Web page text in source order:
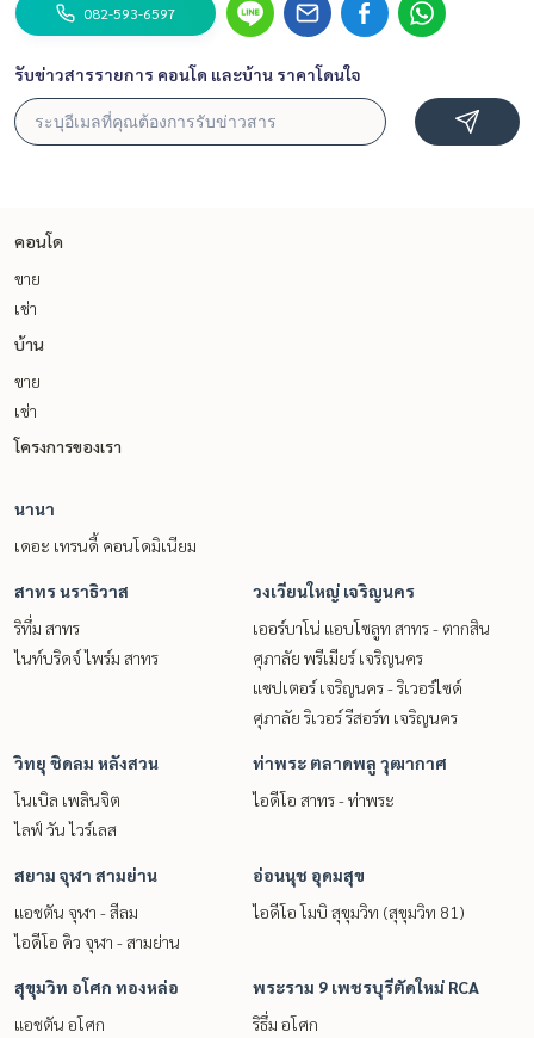
082-593-6597
รับข่าวสารรายการ คอนโด และบ้าน ราคาโดนใจ
คอนโด
ขาย
เช่า
บ้าน
ขาย
เช่า
โครงการของเรา
นานา
เดอะ เทรนดี้ คอนโดมิเนียม
สาทร นราธิวาส
ริทึ่ม สาทร
ไนท์บริดจ์ ไพร์ม สาทร
วงเวียนใหญ่ เจริญนคร
เออร์บาโน่ แอบโซลูท สาทร - ตากสิน
ศุภาลัย พรีเมียร์ เจริญนคร
แชปเตอร์ เจริญนคร - ริเวอร์ไซด์
ศุภาลัย ริเวอร์ รีสอร์ท เจริญนคร
วิทยุ ชิดลม หลังสวน
โนเบิล เพลินจิต
ไลฟ์ วัน ไวร์เลส
ท่าพระ ตลาดพลู วุฒากาศ
ไอดีโอ สาทร - ท่าพระ
สยาม จุฬา สามย่าน
แอชตัน จุฬา - สีลม
ไอดีโอ คิว จุฬา - สามย่าน
อ่อนนุช อุดมสุข
ไอดีโอ โมบิ สุขุมวิท (สุขุมวิท 81)
สุขุมวิท อโศก ทองหล่อ
แอชตัน อโศก
พระราม 9 เพชรบุรีตัดใหม่ RCA
ริธึ่ม อโศก